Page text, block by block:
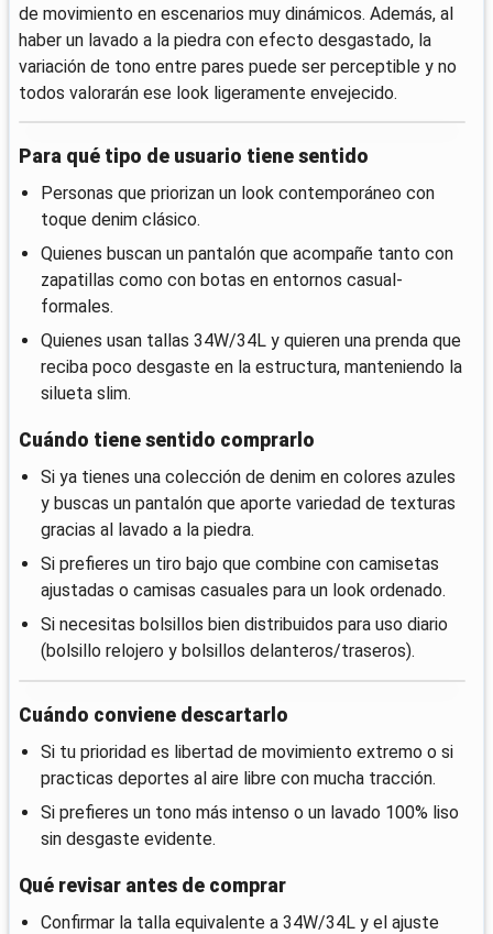
de movimiento en escenarios muy dinámicos. Además, al
haber un lavado a la piedra con efecto desgastado, la
variación de tono entre pares puede ser perceptible y no
todos valorarán ese look ligeramente envejecido.
Para qué tipo de usuario tiene sentido
Personas que priorizan un look contemporáneo con
toque denim clásico.
Quienes buscan un pantalón que acompañe tanto con
zapatillas como con botas en entornos casual-
formales.
Quienes usan tallas 34W/34L y quieren una prenda que
reciba poco desgaste en la estructura, manteniendo la
silueta slim.
Cuándo tiene sentido comprarlo
Si ya tienes una colección de denim en colores azules
y buscas un pantalón que aporte variedad de texturas
gracias al lavado a la piedra.
Si prefieres un tiro bajo que combine con camisetas
ajustadas o camisas casuales para un look ordenado.
Si necesitas bolsillos bien distribuidos para uso diario
(bolsillo relojero y bolsillos delanteros/traseros).
Cuándo conviene descartarlo
Si tu prioridad es libertad de movimiento extremo o si
practicas deportes al aire libre con mucha tracción.
Si prefieres un tono más intenso o un lavado 100% liso
sin desgaste evidente.
Qué revisar antes de comprar
Confirmar la talla equivalente a 34W/34L y el ajuste